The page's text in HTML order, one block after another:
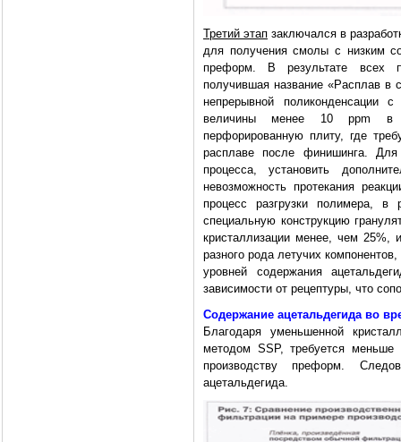
Третий этап заключался в
для получения смолы с низким
преформ. В результате всех
получившая название «Расплав в
непрерывной поликонденсации
величины менее 10 ppm в
перфорированную плиту, где
расплаве после финишинга. Для
процесса, установить
невозможность протекания
процесс разгрузки полимера, в
специальную конструкцию
кристаллизации менее, чем 25%,
разного рода летучих
уровней содержания
зависимости от рецептуры, что
Содержание ацетальдегида во
Благодаря уменьшенной
методом SSP, требуется
производству преформ.
ацетальдегида.